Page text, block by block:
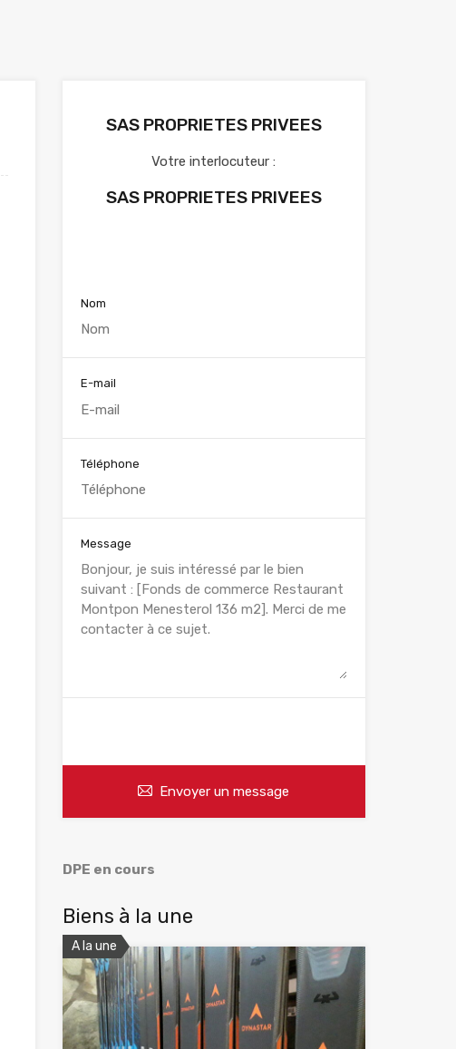
SAS PROPRIETES PRIVEES
Votre interlocuteur :
SAS PROPRIETES PRIVEES
Nom
E-mail
Téléphone
Message
Envoyer un message
DPE en cours
Biens à la une
A la une